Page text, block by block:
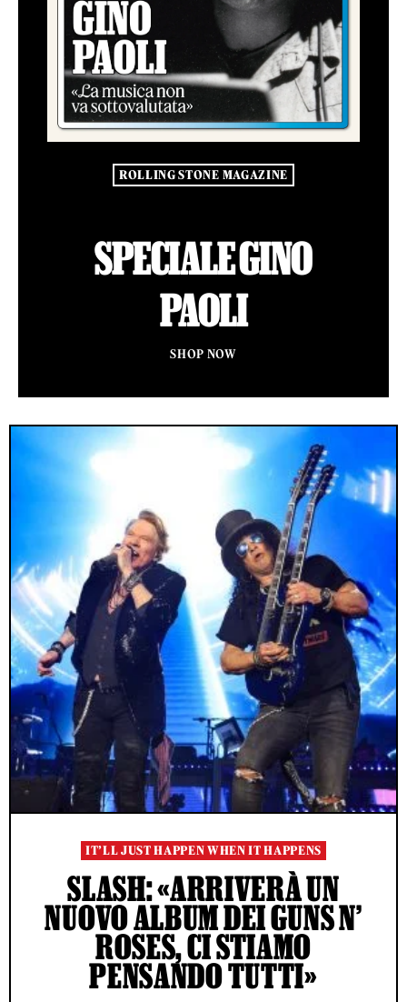
ROLLING STONE MAGAZINE
SPECIALE GINO
PAOLI
SHOP NOW
IT’LL JUST HAPPEN WHEN IT HAPPENS
SLASH: «ARRIVERÀ UN
NUOVO ALBUM DEI GUNS N’
ROSES, CI STIAMO
PENSANDO TUTTI»